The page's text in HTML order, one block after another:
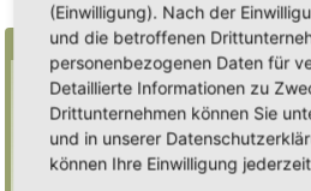
Suche
Benutze ein * als Platzhalter für teilweis
Übereinstimmungen
Mulchfindet "Mulch", Mulch*findet auch
(Einwilligung). Nach der
und die betroffenen
personenbezogenen Daten für
Detaillierte Informationen zu
Drittunternehmen können Sie
und in unserer
können Ihre Einwilligung